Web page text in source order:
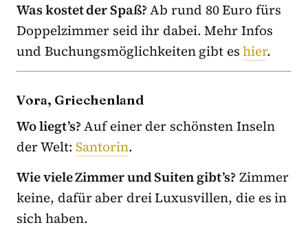
Was kostet der Spaß?Ab rund 80 Euro fürs
Doppelzimmer seid ihr dabei. Mehr Infos
und Buchungsmöglichkeiten gibt eshier.
Vora, Griechenland
Wo liegt’s?Auf einer der schönsten Inseln
der Welt:Santorin.
Wie viele Zimmer und Suiten gibt’s? Zimmer
keine, dafür aber drei Luxusvillen, die es in
sich haben.